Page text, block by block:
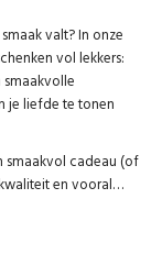
valt? In onze
vol lekkers:
je liefde te tonen
smaakvol cadeau (of
en vooral…